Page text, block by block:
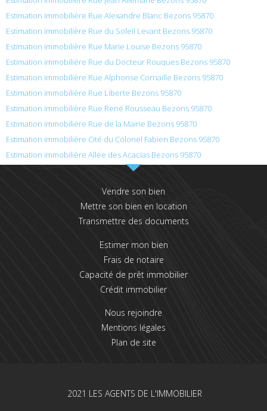
Estimation immobilière Rue Alexandre Blanc Bezons 95870
Estimation immobilière Rue du Soleil Levant Bezons 95870
Estimation immobilière Rue Marie Louise Bezons 95870
Estimation immobilière Rue du Docteur Rouques Bezons 95870
Estimation immobilière Rue Alphonse Cornaille Bezons 95870
Estimation immobilière Rue Liberte Bezons 95870
Estimation immobilière Rue René Rousseau Bezons 95870
Estimation immobilière Rue de la Mairie Bezons 95870
Estimation immobilière Cité du Colonel Fabien Bezons 95870
Estimation immobilière Allée des Acacias Bezons 95870
Vendre son bien
Mettre son bien en location
Transmettre des documents
Estimer mon bien
Frais de notaire
Capacité de prêt immobilier
Crédit immobilier
Nous rejoindre
Mentions légales
Plan de site
2021 LES AGENTS DE L'IMMOBILIER